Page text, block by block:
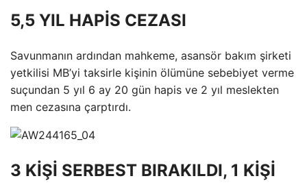
5,5 YIL HAPİS CEZASI
Savunmanın ardından mahkeme, asansör bakım şirketi
yetkilisi MB’yi taksirle kişinin ölümüne sebebiyet verme
suçundan 5 yıl 6 ay 20 gün hapis ve 2 yıl meslekten
men cezasına çarptırdı.
3 KİŞİ SERBEST BIRAKILDI, 1 KİŞİ